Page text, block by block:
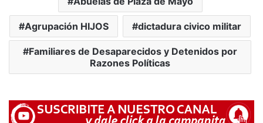
Agrupación HIJOS dictadura civico militar
Familiares de Desaparecidos y Detenidos por
Razones Políticas